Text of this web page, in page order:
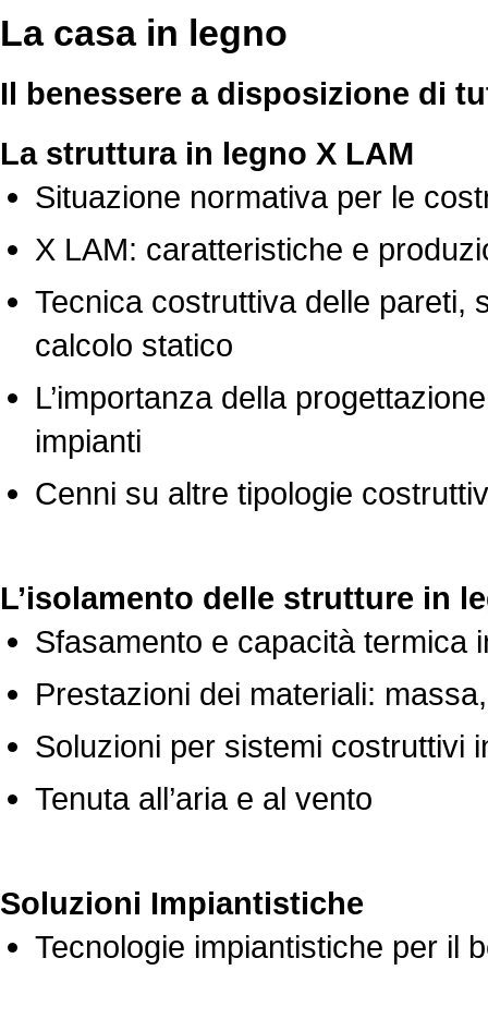
La casa in legno
Il benessere a disposizione di
La struttura in legno X LAM
Situazione normativa per le
X LAM: caratteristiche e
Tecnica costruttiva delle pareti,
calcolo statico
L’importanza della
impianti
Cenni su altre tipologie
L’isolamento delle strutture in
Sfasamento e capacità termica
Prestazioni dei materiali:
Soluzioni per sistemi costruttivi
Tenuta all’aria e al vento
Soluzioni Impiantistiche
Tecnologie impiantistiche per il